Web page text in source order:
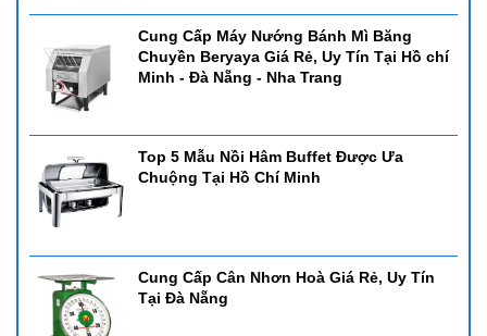
Cung Cấp Máy Nướng Bánh Mì Băng
Chuyền Beryaya Giá Rẻ, Uy Tín Tại Hồ chí
Minh - Đà Nẵng - Nha Trang
Top 5 Mẫu Nồi Hâm Buffet Được Ưa
Chuộng Tại Hồ Chí Minh
Cung Cấp Cân Nhơn Hoà Giá Rẻ, Uy Tín
Tại Đà Nẵng